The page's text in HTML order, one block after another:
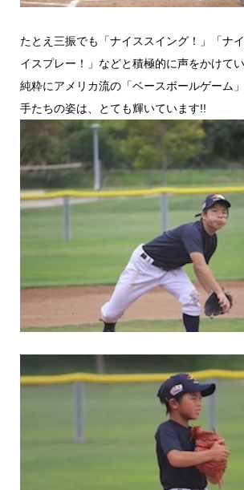
たとえ三振でも「ナイススイング！」「ナ
イスプレー！」などと積極的に声をかけて
純粋にアメリカ流の「ベースボールゲーム
手たちの姿は、とても輝いています!!